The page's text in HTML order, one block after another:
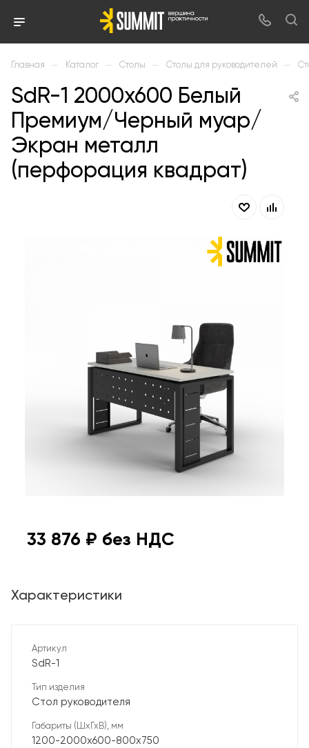
Главная — Каталог — Столы — Столы для руководителей —
SdR-1 2000х600 Белый
Премиум/Черный муар/
Экран металл
(перфорация квадрат)
33 876 ₽ без НДС
Характеристики
Артикул
SdR-1
Тип изделия
Стол руководителя
Габариты (ШхГхВ), мм
1200-2000х600-800х750